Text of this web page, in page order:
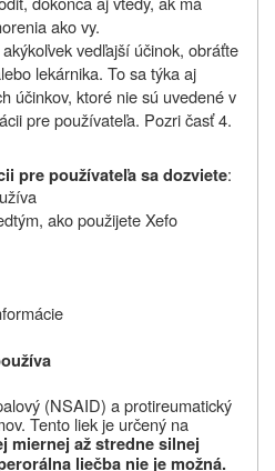
ako vy.
vedľajší účinok, obráťte
lekárnika. To sa týka aj
účinkov, ktoré nie sú uvedené v
pre používateľa. Pozri časť 4.
pre používateľa sa dozviete:
ako použijete Xefo
(NSAID) a protireumatický
Tento liek je určený na
miernej až stredne silnej
liečba nie je možná.